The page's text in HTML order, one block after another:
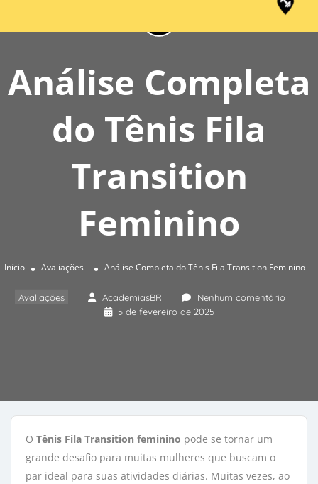
Análise Completa
do Tênis Fila
Transition
Feminino
Início Avaliações Análise Completa do Tênis Fila Transition Feminino
Avaliações AcademiasBR
Nenhum comentário
5 de fevereiro de 2025
O Tênis Fila Transition feminino pode se tornar um
grande desafio para muitas mulheres que buscam o
par ideal para suas atividades diárias. Muitas vezes, ao